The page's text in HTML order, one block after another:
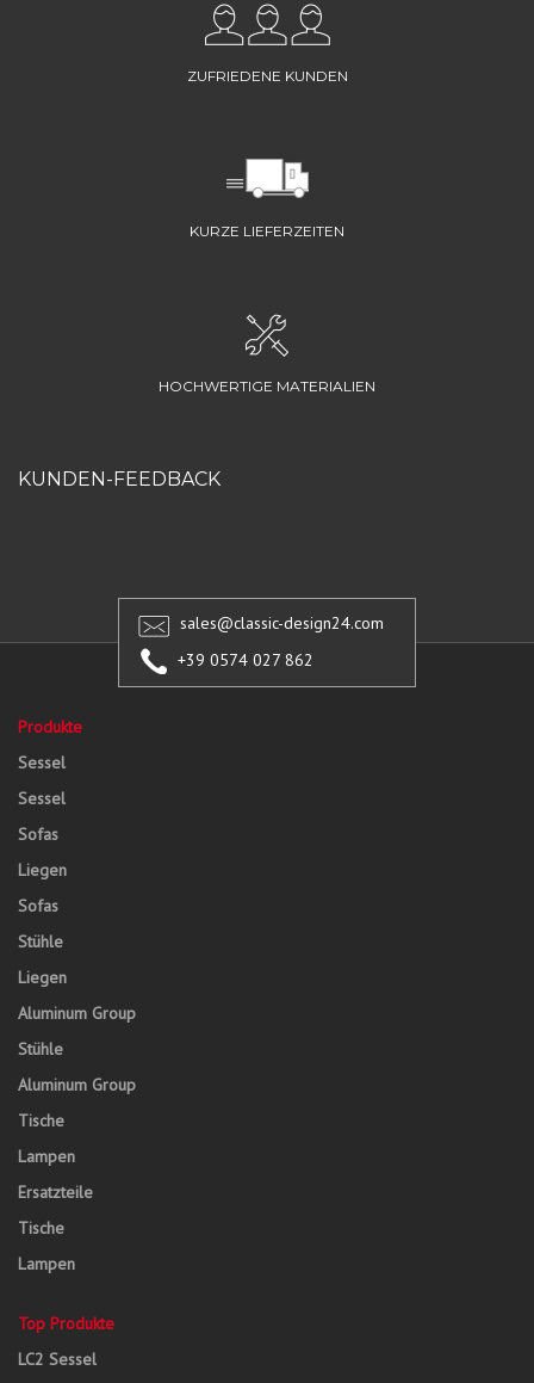
ZUFRIEDENE KUNDEN
KURZE LIEFERZEITEN
HOCHWERTIGE MATERIALIEN
KUNDEN-FEEDBACK
sales@classic-design24.com
+39 0574 027 862
Produkte
Sessel
Sessel
Sofas
Liegen
Sofas
Stühle
Liegen
Aluminum Group
Stühle
Aluminum Group
Tische
Lampen
Ersatzteile
Tische
Lampen
Top Produkte
LC2 Sessel